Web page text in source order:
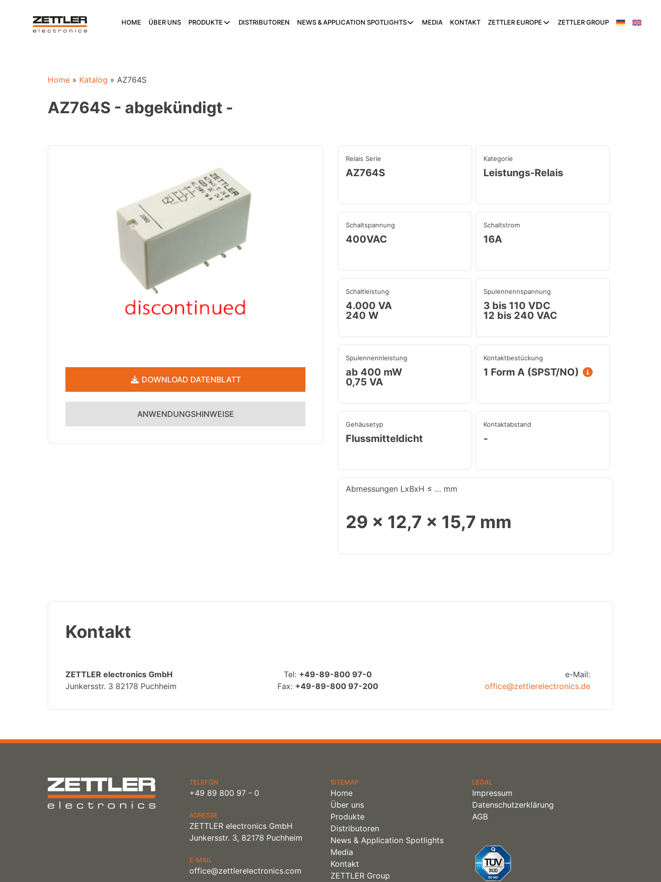
HOME ÜBER UNS PRODUKTE DISTRIBUTOREN NEWS & APPLICATION SPOTLIGHTS MEDIA KONTAKT ZETTLER EUROPE ZETTLER GROUP
Home » Katalog » AZ764S
AZ764S - abgekündigt -
DOWNLOAD DATENBLATT
ANWENDUNGSHINWEISE
Relais Serie
AZ764S
Kategorie
Leistungs-Relais
Schaltspannung
400VAC
Schaltstrom
16A
Schaltleistung
4.000 VA
240 W
Spulennennspannung
3 bis 110 VDC
12 bis 240 VAC
Spulennennleistung
ab 400 mW
0,75 VA
Kontaktbestückung
1 Form A (SPST/NO)
Gehäusetyp
Flussmitteldicht
Kontaktabstand
-
Abmessungen LxBxH ≤ … mm
29 x 12,7 x 15,7 mm
Kontakt
ZETTLER electronics GmbH
Junkersstr. 3 82178 Puchheim
Tel: +49-89-800 97-0
Fax: +49-89-800 97-200
e-Mail:
office@zettlerelectronics.de
TELEFON
+49 89 800 97 - 0
ADRESSE
ZETTLER electronics GmbH
Junkersstr. 3, 82178 Puchheim
E-MAIL
office@zettlerelectronics.com
SITEMAP
Home
Über uns
Produkte
Distributoren
News & Application Spotlights
Media
Kontakt
ZETTLER Group
LEGAL
Impressum
Datenschutzerklärung
AGB